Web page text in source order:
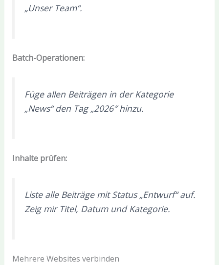
„Unser Team“.
Batch-Operationen:
Füge allen Beiträgen in der Kategorie
„News“ den Tag „2026″ hinzu.
Inhalte prüfen:
Liste alle Beiträge mit Status „Entwurf“ auf.
Zeig mir Titel, Datum und Kategorie.
Mehrere Websites verbinden